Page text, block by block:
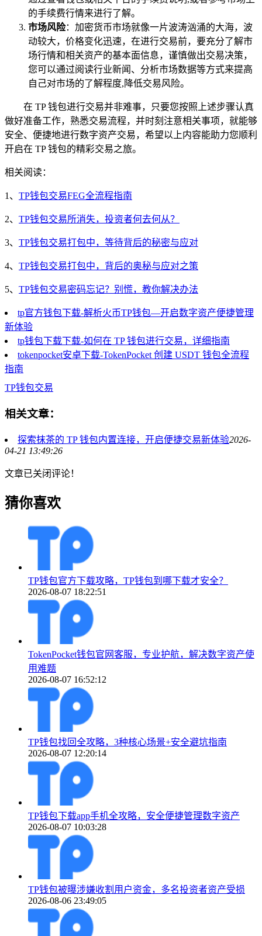
的手续费行情来进行了解。
市场风险：加密货币市场就像一片波涛汹涌的大海，波
动较大，价格变化迅速，在进行交易前，要充分了解市
场行情和相关资产的基本面信息，谨慎做出交易决策，
您可以通过阅读行业新闻、分析市场数据等方式来提高
自己对市场的了解程度,降低交易风险。
在 TP 钱包进行交易并非难事，只要您按照上述步骤认真
做好准备工作，熟悉交易流程，并时刻注意相关事项，就能够
安全、便捷地进行数字资产交易，希望以上内容能助力您顺利
开启在 TP 钱包的精彩交易之旅。
相关阅读：
1、 TP钱包交易FEG全流程指南
2、 TP钱包交易所消失，投资者何去何从？
3、 TP钱包交易打包中，等待背后的秘密与应对
4、 TP钱包交易打包中，背后的奥秘与应对之策
5、 TP钱包交易密码忘记？别慌，教你解决办法
tp官方钱包下载-解析火币TP钱包—开启数字资产便捷管理
新体验
tp钱包下载下载-如何在 TP 钱包进行交易，详细指南
tokenpocket安卓下载-TokenPocket 创建 USDT 钱包全流程
指南
TP钱包交易
相关文章：
探索抹茶的 TP 钱包内置连接，开启便捷交易新体验2026-
04-21 13:49:26
文章已关闭评论！
猜你喜欢
TP钱包官方下载攻略，TP钱包到哪下载才安全？
2026-08-07 18:22:51
TokenPocket钱包官网客服，专业护航，解决数字资产使
用难题
2026-08-07 16:52:12
TP钱包找回全攻略，3种核心场景+安全避坑指南
2026-08-07 12:20:14
TP钱包下载app手机全攻略，安全便捷管理数字资产
2026-08-07 10:03:28
TP钱包被曝涉嫌收割用户资金，多名投资者资产受损
2026-08-06 23:49:05